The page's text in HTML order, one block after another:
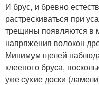
И брус, и бревно
растрескиваться при
трещины появляются в
напряжения волокон
Минимум щелей
клееного бруса,
уже сухие доски